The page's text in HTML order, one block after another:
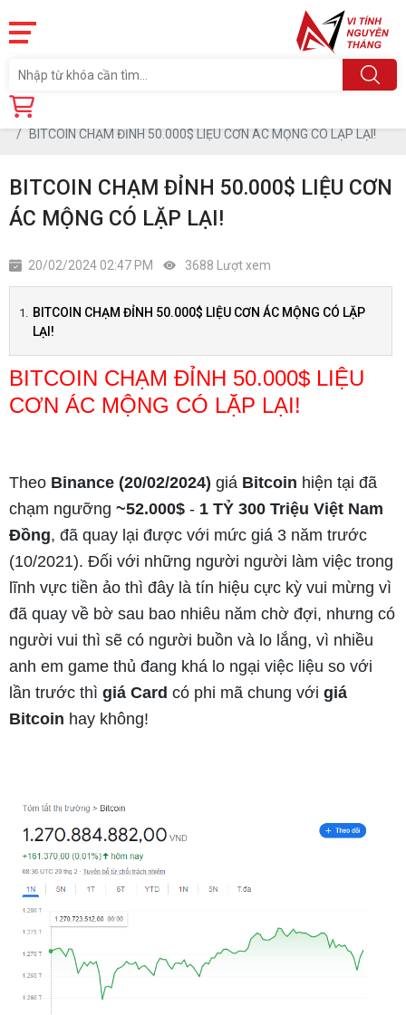
Trang chủ
BITCOIN CHẠM ĐỈNH 50.000$ LIỆU CƠN ÁC MỘNG CÓ LẶP LẠI!
BITCOIN CHẠM ĐỈNH 50.000$ LIỆU CƠN
ÁC MỘNG CÓ LẶP LẠI!
20/02/2024 02:47 PM 3688 Lượt xem
BITCOIN CHẠM ĐỈNH 50.000$ LIỆU CƠN ÁC MỘNG CÓ LẶP
LẠI!
BITCOIN CHẠM ĐỈNH 50.000$ LIỆU
CƠN ÁC MỘNG CÓ LẶP LẠI!
Theo Binance (20/02/2024) giá Bitcoin hiện tại đã
chạm ngưỡng ~52.000$ - 1 TỶ 300 Triệu Việt Nam
Đồng, đã quay lại được với mức giá 3 năm trước
(10/2021). Đối với những người người làm việc trong
lĩnh vực tiền ảo thì đây là tín hiệu cực kỳ vui mừng vì
đã quay về bờ sau bao nhiêu năm chờ đợi, nhưng có
người vui thì sẽ có người buồn và lo lắng, vì nhiều
anh em game thủ đang khá lo ngại việc liệu so với
lần trước thì giá Card có phi mã chung với giá
Bitcoin hay không!